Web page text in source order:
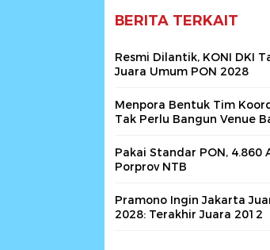
BERITA TERKAIT
Resmi Dilantik, KONI DKI
Juara Umum PON 2028
Menpora Bentuk Tim
Tak Perlu Bangun Venue
Pakai Standar PON,
Porprov NTB
Pramono Ingin Jakarta
2028: Terakhir Juara 2012